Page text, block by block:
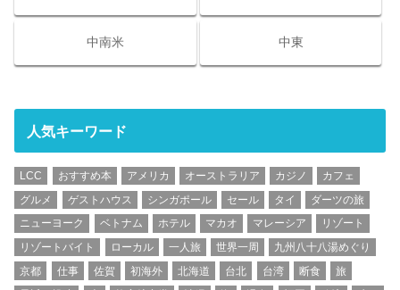
中南米 中東
人気キーワード
LCC おすすめ本 アメリカ オーストラリア カジノ
カフェ
グルメ
ゲストハウス シンガポール セール タイ
ダーツの旅
ニューヨーク
ベトナム ホテル マカオ マレーシア
リゾート
リゾートバイト
ローカル 一人旅 世界一周
九州八十八湯めぐり
京都
仕事 佐賀 初海外 北海道 台北 台湾 断食
旅